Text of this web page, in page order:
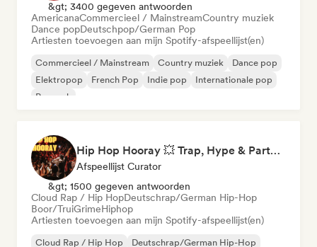
&gt; 3400 gegeven antwoorden
AmericanaCommercieel / MainstreamCountry muziek
Dance popDeutschpop/German Pop
Artiesten toevoegen aan mijn Spotify-afspeellijst(en)
Commercieel / Mainstream Country muziek
Dance pop
Elektropop
French Pop Indie pop
Internationale pop
Poprock
Hip Hop Hooray 💥 Trap, Hype & Party Rap Bangers
Afspeellijst Curator
&gt; 1500 gegeven antwoorden
Cloud Rap / Hip HopDeutschrap/German Hip-Hop
Boor/TruiGrimeHiphop
Artiesten toevoegen aan mijn Spotify-afspeellijst(en)
Cloud Rap / Hip Hop Deutschrap/German Hip-Hop